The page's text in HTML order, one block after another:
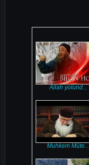
Allah yolund...
Muhkem Müte...